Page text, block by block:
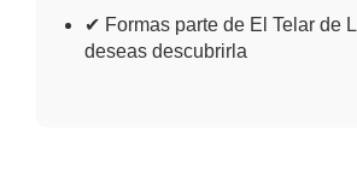
✔ Formas parte de El Telar de
deseas descubrirla